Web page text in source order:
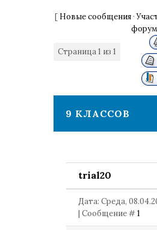
[ Новые сообщения ·
Страница1 из 1
9 КЛАССОВ
trial20
Дата: Среда,
| Сообщение #1